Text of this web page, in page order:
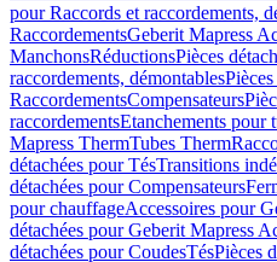
pour Raccords et raccordements,
RaccordementsGeberit Mapress
ManchonsRéductionsPièces
raccordements, démontables
RaccordementsCompensateurs
raccordementsEtanchements pour
Mapress ThermTubes Therm
détachées pour TésTransitions
détachées pour Compensateurs
pour chauffageAccessoires pour
détachées pour Geberit Mapress
détachées pour CoudesTésPièces